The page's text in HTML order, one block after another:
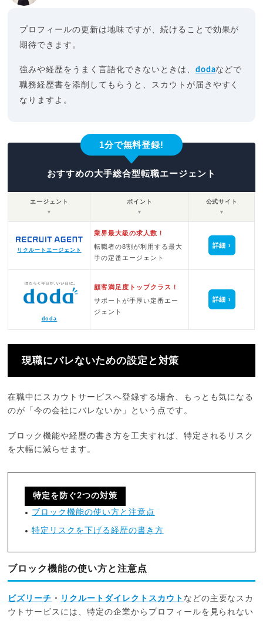
プロフィールの更新は地味ですが、続けることで効果が
期待できます。
強みや経歴をうまく言語化できないときは、 dodaなどで
職務経歴書を添削してもらうと、スカウトが届きやすく
なりますよ。
1分で無料登録!
おすすめの大手総合型転職エージェント
エージェント
▼
ポイント
▼
公式サイト
▼
リクルートエージェント
業界最大級の求人数！
転職者の8割が利用する最大
手の定番エージェント
詳細
doda
顧客満足度トップクラス！
サポートが手厚い定番エー
ジェント
詳細
現職にバレないための設定と対策
在職中にスカウトサービスへ登録する場合、もっとも気になる
のが「今の会社にバレないか」という点です。
ブロック機能や経歴の書き方を工夫すれば、特定されるリスク
を大幅に減らせます。
特定を防ぐ2つの対策
ブロック機能の使い方と注意点
特定リスクを下げる経歴の書き方
ブロック機能の使い方と注意点
ビズリーチ ・ リクルートダイレクトスカウト などの主要なスカ
ウトサービスには、特定の企業からプロフィールを見られない